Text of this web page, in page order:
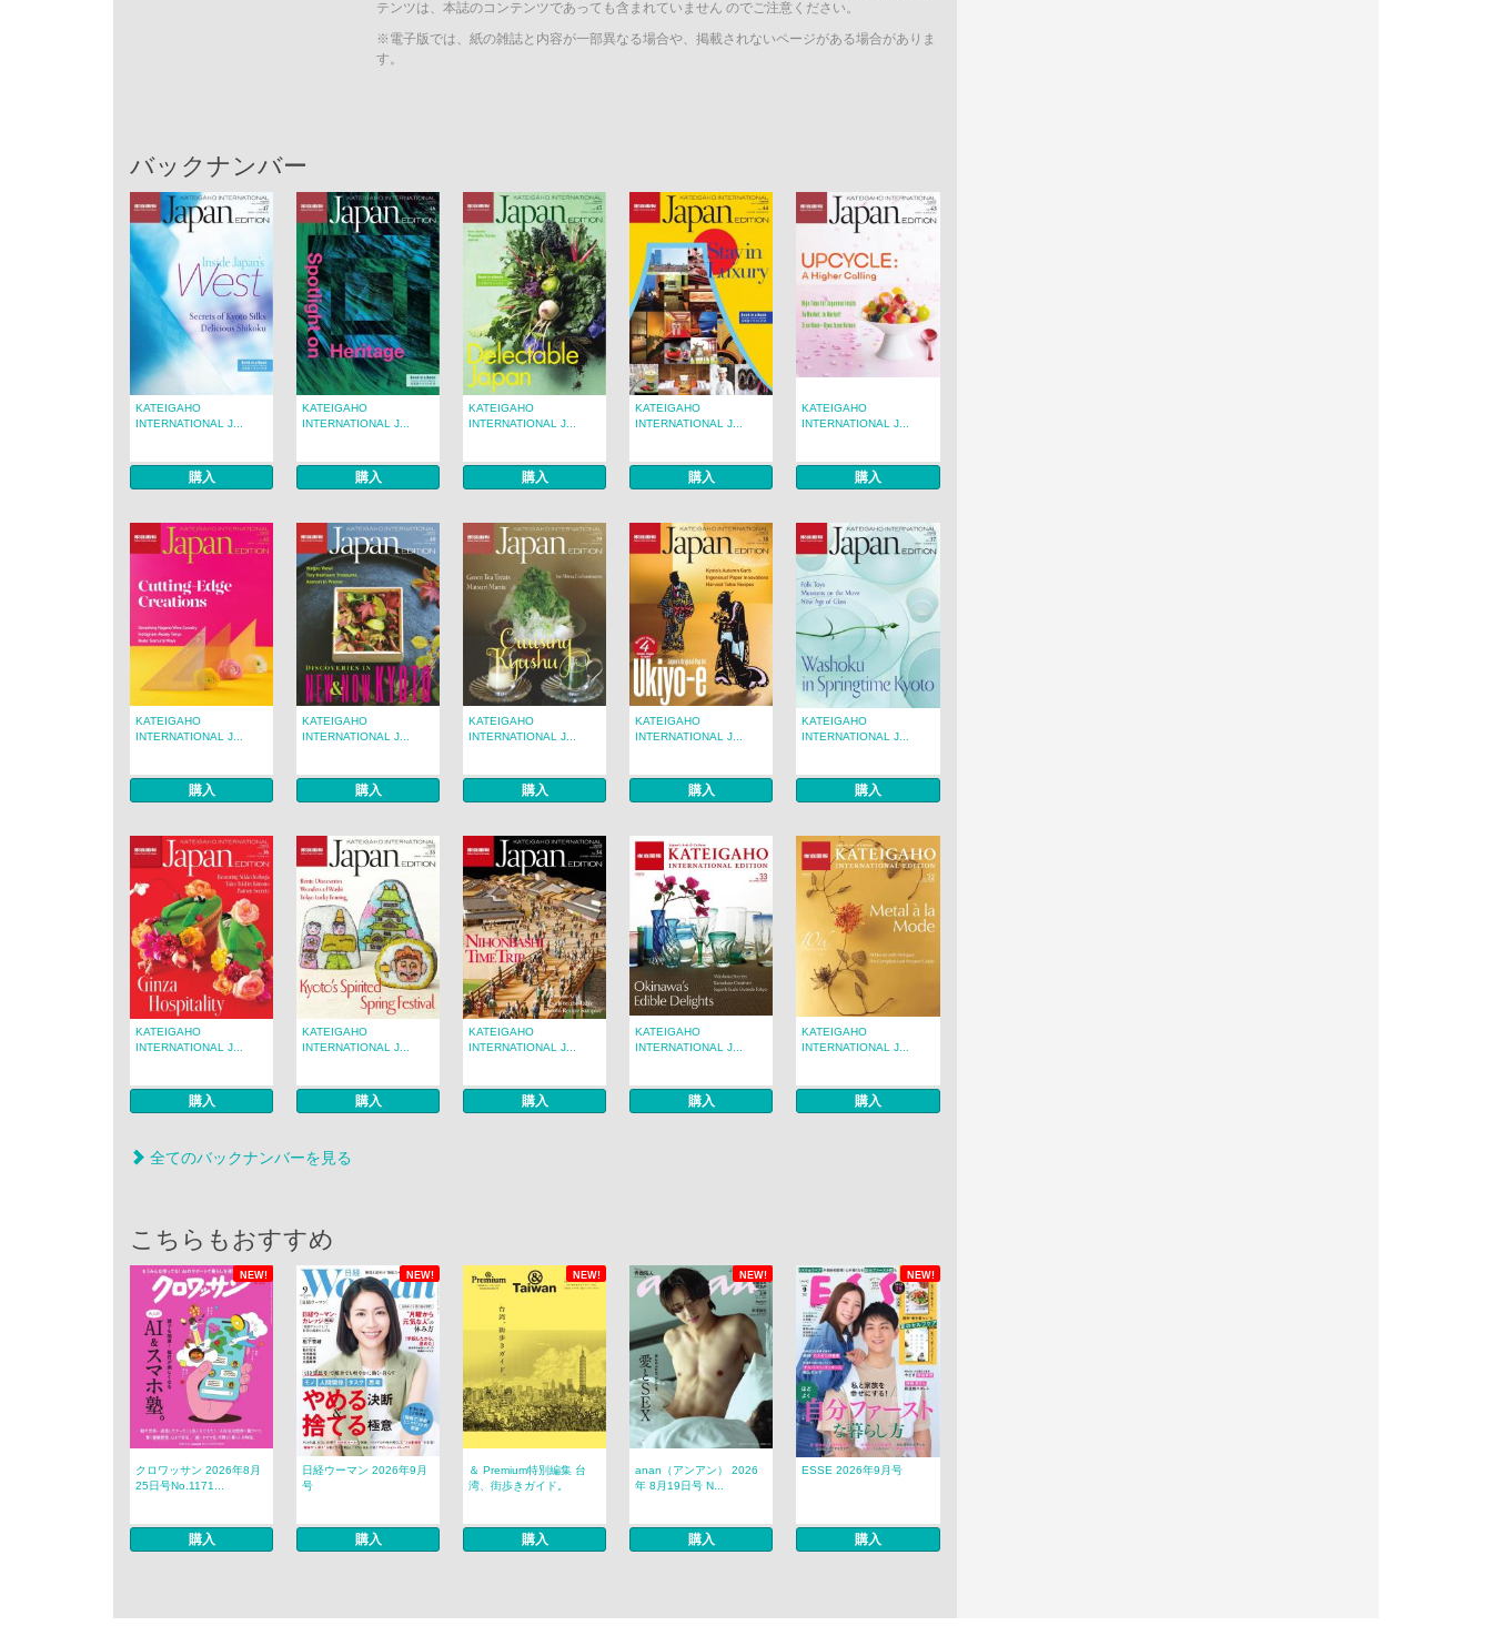
テンツは、本誌のコンテンツであっても含まれていません のでご注意ください。
※電子版では、紙の雑誌と内容が一部異なる場合や、掲載されないページがある場合がありま
す。
バックナンバー
KATEIGAHO
INTERNATIONAL J...
購入
KATEIGAHO
INTERNATIONAL J...
購入
KATEIGAHO
INTERNATIONAL J...
購入
KATEIGAHO
INTERNATIONAL J...
購入
KATEIGAHO
INTERNATIONAL J...
購入
KATEIGAHO
INTERNATIONAL J...
購入
KATEIGAHO
INTERNATIONAL J...
購入
KATEIGAHO
INTERNATIONAL J...
購入
KATEIGAHO
INTERNATIONAL J...
購入
KATEIGAHO
INTERNATIONAL J...
購入
KATEIGAHO
INTERNATIONAL J...
購入
KATEIGAHO
INTERNATIONAL J...
購入
KATEIGAHO
INTERNATIONAL J...
購入
KATEIGAHO
INTERNATIONAL J...
購入
KATEIGAHO
INTERNATIONAL J...
購入
全てのバックナンバーを見る
こちらもおすすめ
NEW! NEW! NEW! NEW! NEW!
クロワッサン 2026年8月
25日号No.1171...
購入
日経ウーマン 2026年9月
号
購入
＆ Premium特別編集 台
湾、街歩きガイド。
購入
anan（アンアン） 2026
年 8月19日号 N...
購入
ESSE 2026年9月号
購入